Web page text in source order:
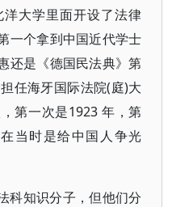
大学里面开设了法律
一个拿到中国近代学士
还是《德国民法典》第
任海牙国际法院(庭)大
第一次是1923 年，第
当时是给中国人争光
科知识分子，但他们分